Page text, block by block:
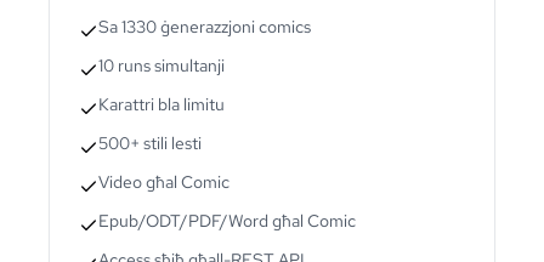
Sa 1330 ġenerazzjoni comics
10 runs simultanji
Karattri bla limitu
500+ stili lesti
Video għal Comic
Epub/ODT/PDF/Word għal Comic